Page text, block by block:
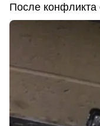
После конфликта